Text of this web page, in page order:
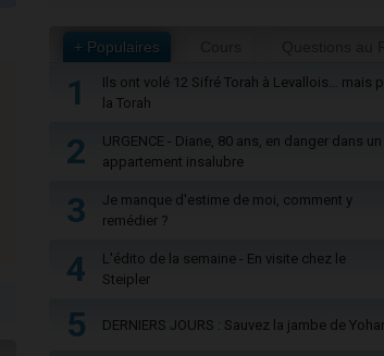
+ Populaires
1
Ils ont volé 12 Sifré Torah à Levallois… mais
la Torah
2
URGENCE - Diane, 80 ans, en danger dans un
appartement insalubre
3
Je manque d'estime de moi, comment y
remédier ?
4
L'édito de la semaine - En visite chez le
Steipler
5 DERNIERS JOURS : Sauvez la jambe de